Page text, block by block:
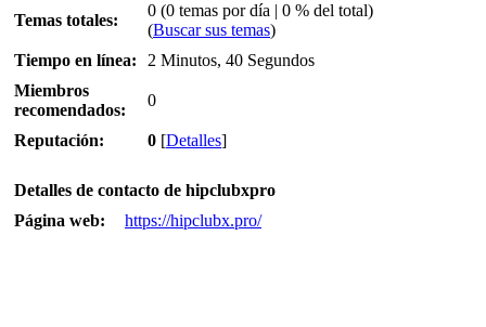
Temas totales:
0 (0 temas por día | 0 % del total)
(Buscar sus temas)
Tiempo en línea:
2 Minutos, 40 Segundos
Miembros
recomendados:
0
Reputación: 0 [Detalles]
Detalles de contacto de hipclubxpro
Página web:
https://hipclubx.pro/